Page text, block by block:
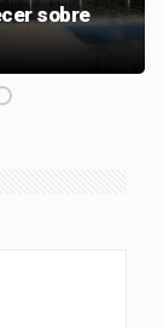
sobre